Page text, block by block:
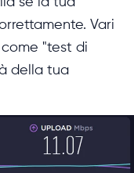
Vari
"test di
della tua